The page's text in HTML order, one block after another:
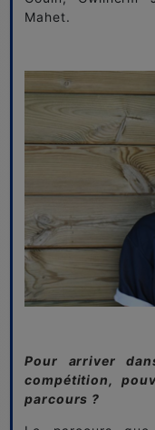
Mahet.
Pour arriver
compétition,
parcours ?